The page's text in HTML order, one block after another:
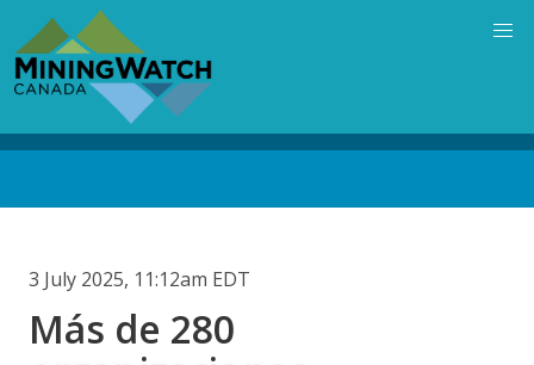
main
content
3 July 2025, 11:12am EDT
Más de 280